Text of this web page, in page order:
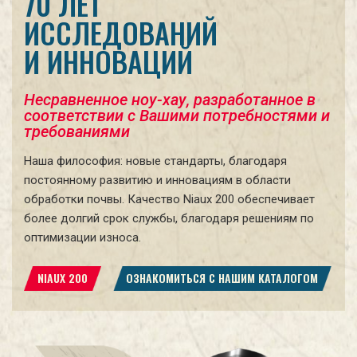
ИССЛЕДОВАНИЙ
И ИННОВАЦИЙ
Несравненное ноу-хау, разработанное в
соответствии с Вашими потребностями и
требованиями
Наша философия: новые стандарты, благодаря
постоянному развитию и инновациям в области
обработки почвы. Качество Niaux 200 обеспечивает
более долгий срок службы, благодаря решениям по
оптимизации износа.
NIAUX 200 ОЗНАКОМИТЬСЯ С НАШИМ КАТАЛОГОМ